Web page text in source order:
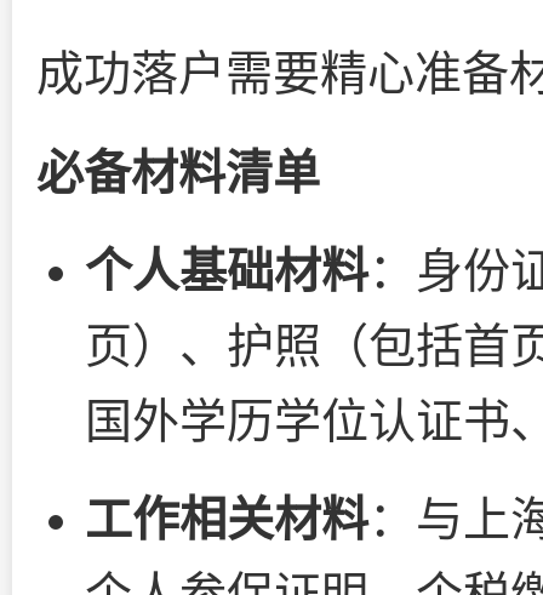
成功落户需要精心准备
必备材料清单
个人基础材料：身份
页）、护照（包括首
国外学历学位认证书
工作相关材料：与上